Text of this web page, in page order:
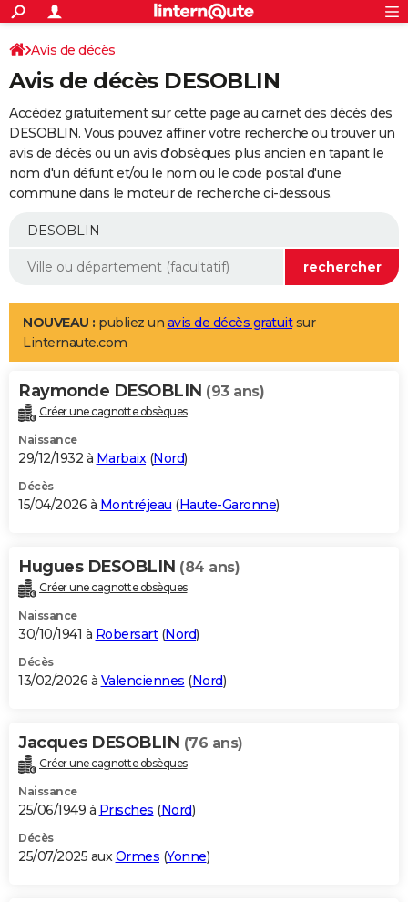
ACTUALITÉS
Politique
Société
Faits Divers
Education
Monde
Villes
+
SPORT
Coupe du monde 2026
Football
Tennis
Cyclisme
Rugby
Forum
Programme TV
TNT
Streaming
Cinéma
Sorties cinéma
Musique
+
FINANCE
Retraite
Epargne
Immobilier
Risques naturels par ville
Banque
Assurance
AUTO
Essais
Réserver un essai
Citadines
Berlines
SUV
Forum auto
+
Mobiles
Meilleur smartphone
Internet
Ordinateurs
Jeux vidéo
Guide high-tech
Aménagement intérieur
LIFESTYLE
Art de vivre
Bien-être
Loisirs
Mode
Modes de vie
Alimentation
Guide de la santé
Maladies
Médicaments
Sommeil
VOYAGE
Destinations
City break
Voyage nature
Voyage de noces
Forum
Climat
+PHOTO
GUIDES D'ACHAT
BONS PLANS
Carte de Noël
Carte Bonne année
Carte Saint-Valentin
Carte Pâques
Carte d'anniversaire
DICTIONNAIRE
Dictionnaire
Biographies
Citations
Expressions
Proverbes
PROGRAMME TV
S'inscrire
Se connecter
Lycées
Collèges
Primaires
Universités
Entreprises
Service militaire
Avis de recherche
AVIS DE DÉCÈS
Bricolage
Lifestyle
Culture
Sport
Auto
Television
Voyage
Cinema
Avis de décès
Avis de décès DESOBLIN
Accédez gratuitement sur cette page au carnet des décès des
DESOBLIN. Vous pouvez affiner votre recherche ou trouver un
avis de décès ou un avis d'obsèques plus ancien en tapant le
nom d'un défunt et/ou le nom ou le code postal d'une
commune dans le moteur de recherche ci-dessous.
NOUVEAU : publiez un avis de décès gratuitsur
Linternaute.com
Raymonde DESOBLIN (93 ans)
Créer une cagnotte obsèques
Naissance
29/12/1932 à Marbaix(Nord)
Décès
15/04/2026 à Montréjeau (Haute-Garonne)
Hugues DESOBLIN (84 ans)
Créer une cagnotte obsèques
Naissance
30/10/1941 à Robersart(Nord)
Décès
13/02/2026 à Valenciennes (Nord)
Jacques DESOBLIN (76 ans)
Créer une cagnotte obsèques
Naissance
25/06/1949 à Prisches (Nord)
Décès
25/07/2025 auxOrmes (Yonne)